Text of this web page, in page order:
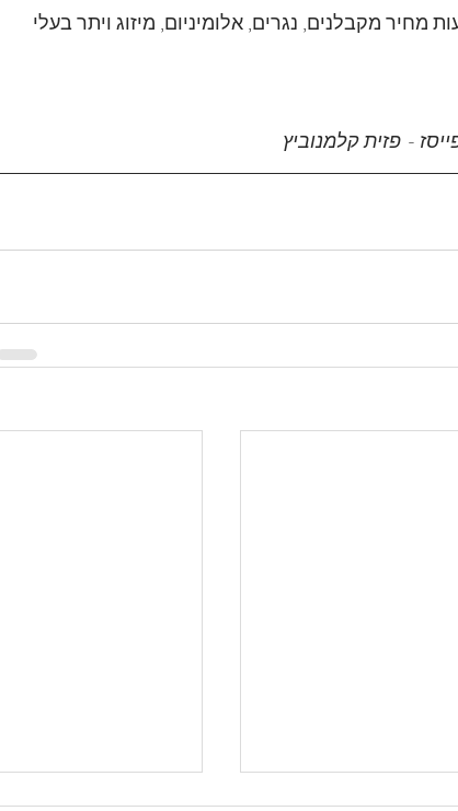
מחיר מקבלנים, נגרים, אלומיניום, מיזוג ויתר בעלי
- פזית קלמנוביץ